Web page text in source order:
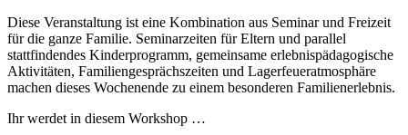
Diese Veranstaltung ist eine Kombination aus Seminar und Freizeit
für die ganze Familie. Seminarzeiten für Eltern und parallel
stattfindendes Kinderprogramm, gemeinsame erlebnispädagogische
Aktivitäten, Familiengesprächszeiten und Lagerfeueratmosphäre
machen dieses Wochenende zu einem besonderen Familienerlebnis.
Ihr werdet in diesem Workshop …